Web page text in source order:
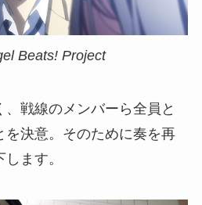
Beats! Project
戦線のメンバーら全員と
を決意。そのために奏を再
ます。